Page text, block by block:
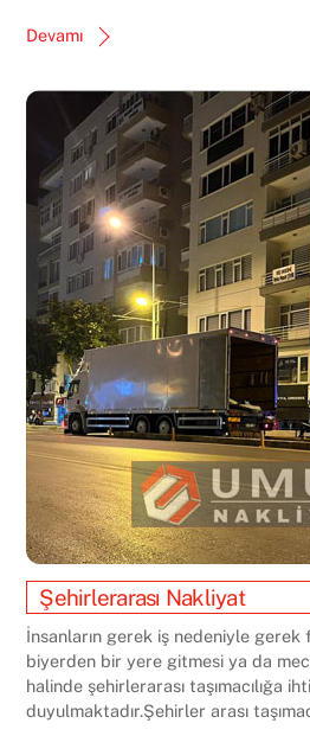
Devamı
Şehirlerarası Nakliyat
İnsanların gerek iş nedeniyle gerek
biyerden bir yere gitmesi ya da
halinde şehirlerarası taşımacılığa
duyulmaktadır.Şehirler arası